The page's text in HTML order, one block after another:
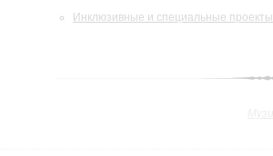
Инклюзивные и специальные проекты